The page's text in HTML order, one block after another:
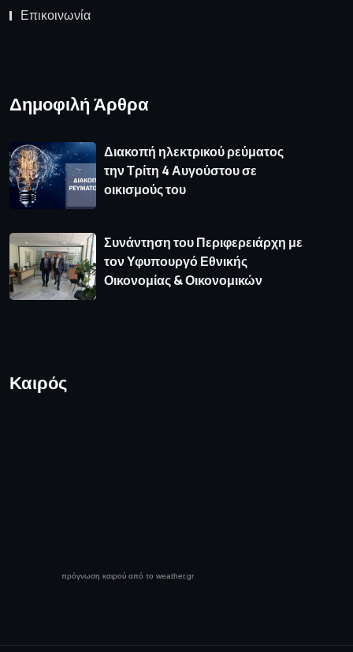
Επικοινωνία
Δημοφιλή Άρθρα
Διακοπή ηλεκτρικού ρεύματος
την Τρίτη 4 Αυγούστου σε
οικισμούς του
Συνάντηση του Περιφερειάρχη με
τον Υφυπουργό Εθνικής
Οικονομίας & Οικονομικών
Καιρός
πρόγνωση καιρού από το weather.gr